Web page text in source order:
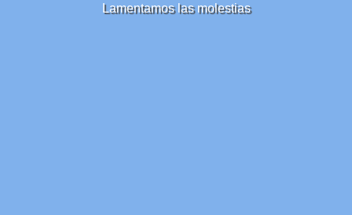
Lamentamos las molestias